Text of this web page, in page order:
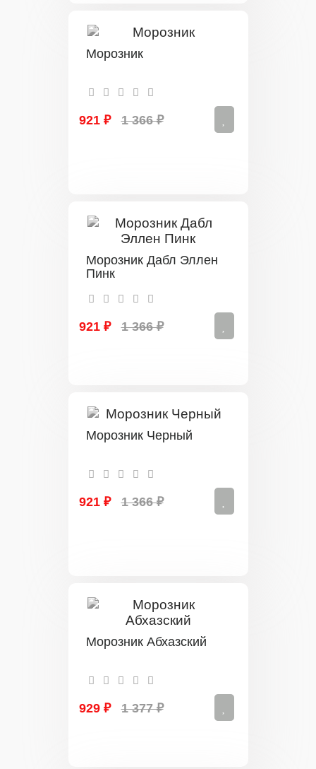
Морозник
921 ₽ 1 366 ₽
Морозник Дабл Эллен
Пинк
921 ₽ 1 366 ₽
Морозник Черный
921 ₽ 1 366 ₽
Морозник Абхазский
929 ₽ 1 377 ₽